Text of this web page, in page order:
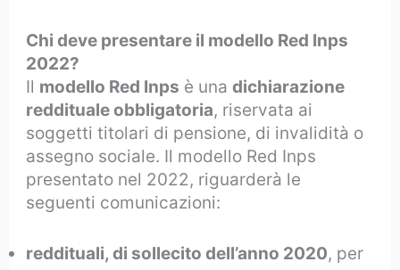
Chi deve presentare il modello Red Inps
2022?
Il modello Red Inps è unadichiarazione
reddituale obbligatoria, riservata ai
soggetti titolari di pensione, di invalidità o
assegno sociale. Il modello Red Inps
presentato nel 2022, riguarderà le
seguenti comunicazioni:
reddituali, di sollecito dell’anno 2020, per